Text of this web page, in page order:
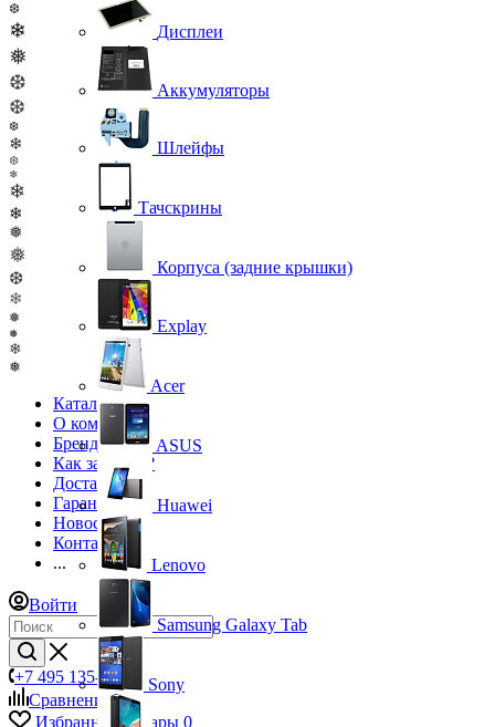
❆
❄
❅
❆
❆
❆
❄
❆
❄
❄
❄
❅
❅
❆
❄
❅
❅
❄
❅
Каталог
О компании
Бренды
Как заказать?
Доставка
Гарантия
Новости
Контакты
...
Войти
+7 495 135-39-43
Сравнение0
Избранные товары 0
Дисплеи
Аккумуляторы
Шлейфы
Тачскрины
Корпуса (задние крышки)
Explay
Acer
ASUS
Huawei
Lenovo
Samsung Galaxy Tab
Sony